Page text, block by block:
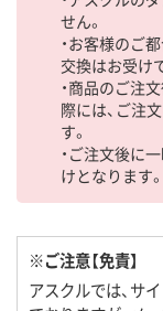
せん。
・お客様のご
交換はお受け
・商品のご注
際には、ご注
す。
・ご注文後に
けとなります。
※ご注意【免責】
アスクルでは、サ